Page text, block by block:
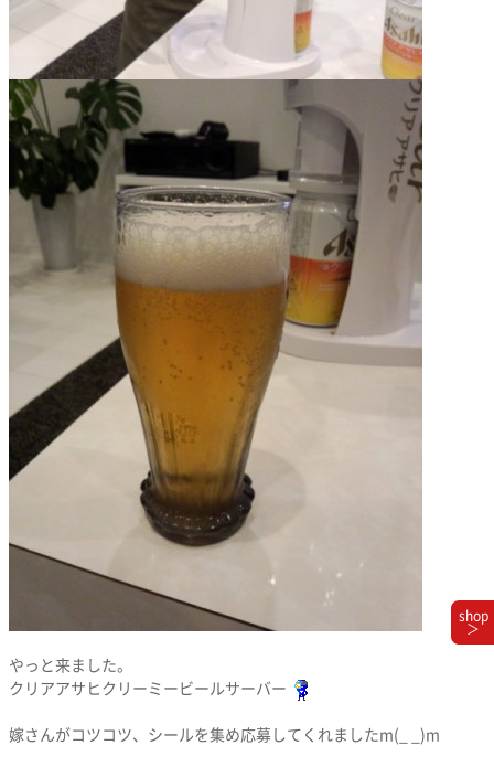
やっと来ました。
クリアアサヒクリーミービールサーバー
嫁さんがコツコツ、シールを集め応募してくれましたm(_ _)m
shop
＞